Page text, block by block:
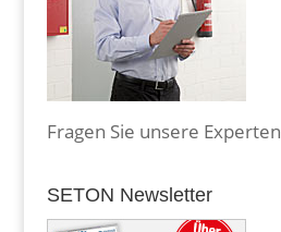
Fragen Sie unsere Experten
SETON Newsletter